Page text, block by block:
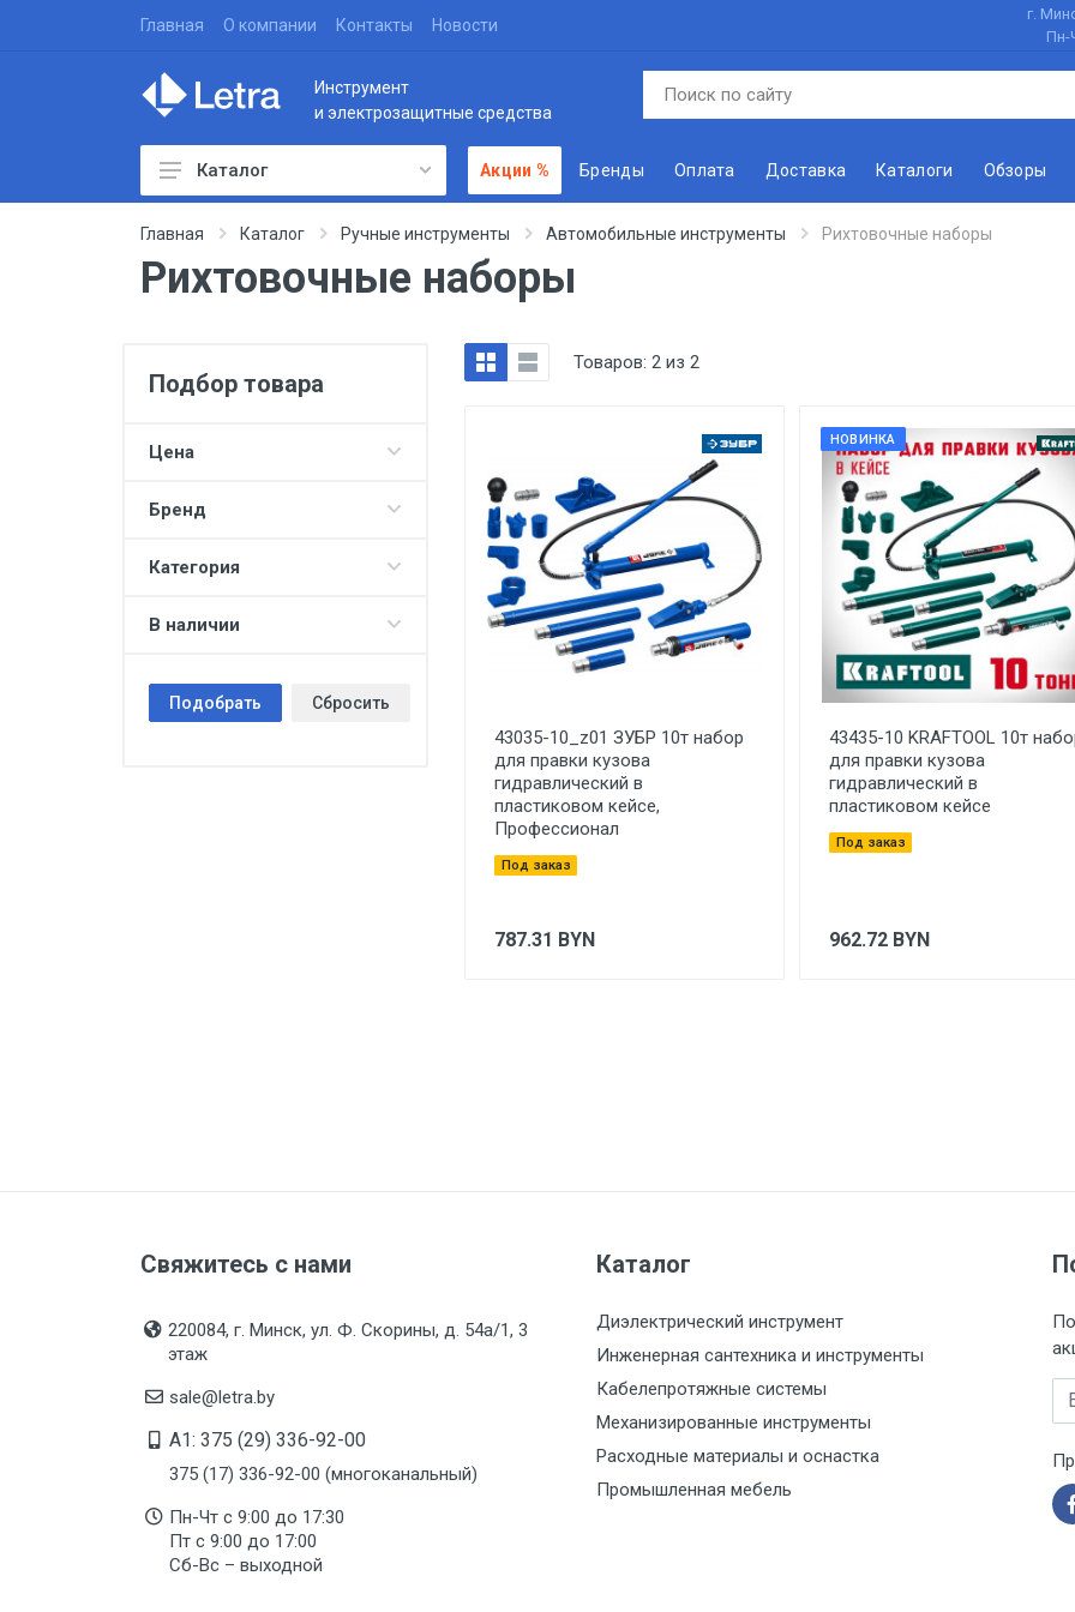
Главная О компании Контакты Новости
г.
Пн-
Инструмент
и электрозащитные средства
Каталог Акции % Бренды Оплата Доставка Каталоги Обзоры
Главная Каталог Ручные инструменты Автомобильные инструменты Рихтовочные наборы
Рихтовочные наборы
Подбор товара
Цена
Бренд
Категория
В наличии
Подобрать Сбросить
Товаров: 2 из 2
43035-10_z01 ЗУБР 10т набор
для правки кузова
гидравлический в
пластиковом кейсе,
Профессионал
Под заказ
787.31 BYN
НОВИНКА
43435-10 KRAFTOOL 10т
для правки кузова
гидравлический в
пластиковом кейсе
Под заказ
962.72 BYN
Свяжитесь с нами
220084, г. Минск, ул. Ф. Скорины, д. 54а/1, 3
этаж
sale@letra.by
A1: 375 (29) 336-92-00
375 (17) 336-92-00 (многоканальный)
Пн-Чт с 9:00 до 17:30
Пт с 9:00 до 17:00
Сб-Вс – выходной
Каталог
Диэлектрический инструмент
Инженерная сантехника и инструменты
Кабелепротяжные системы
Механизированные инструменты
Расходные материалы и оснастка
Промышленная мебель